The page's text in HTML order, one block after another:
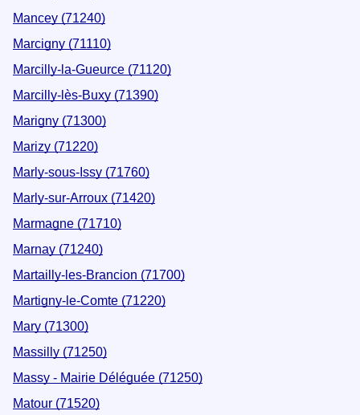
Mancey (71240)
Marcigny (71110)
Marcilly-la-Gueurce (71120)
Marcilly-lès-Buxy (71390)
Marigny (71300)
Marizy (71220)
Marly-sous-Issy (71760)
Marly-sur-Arroux (71420)
Marmagne (71710)
Marnay (71240)
Martailly-les-Brancion (71700)
Martigny-le-Comte (71220)
Mary (71300)
Massilly (71250)
Massy - Mairie Déléguée (71250)
Matour (71520)